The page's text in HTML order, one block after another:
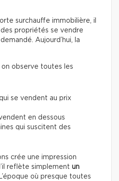
surchauffe immobilière, il
propriétés se vendre
Aujourd’hui, la
on observe toutes les
se vendent au prix
en dessous
qui suscitent des
crée une impression
reflète simplement un
où presque toutes